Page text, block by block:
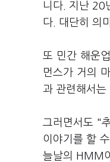
니다. 지난 20
다. 대단히 의
또 민간 해운
먼스가 거의
과 관련해서는
그러면서도 "
이야기를 할
늘날의 HMM